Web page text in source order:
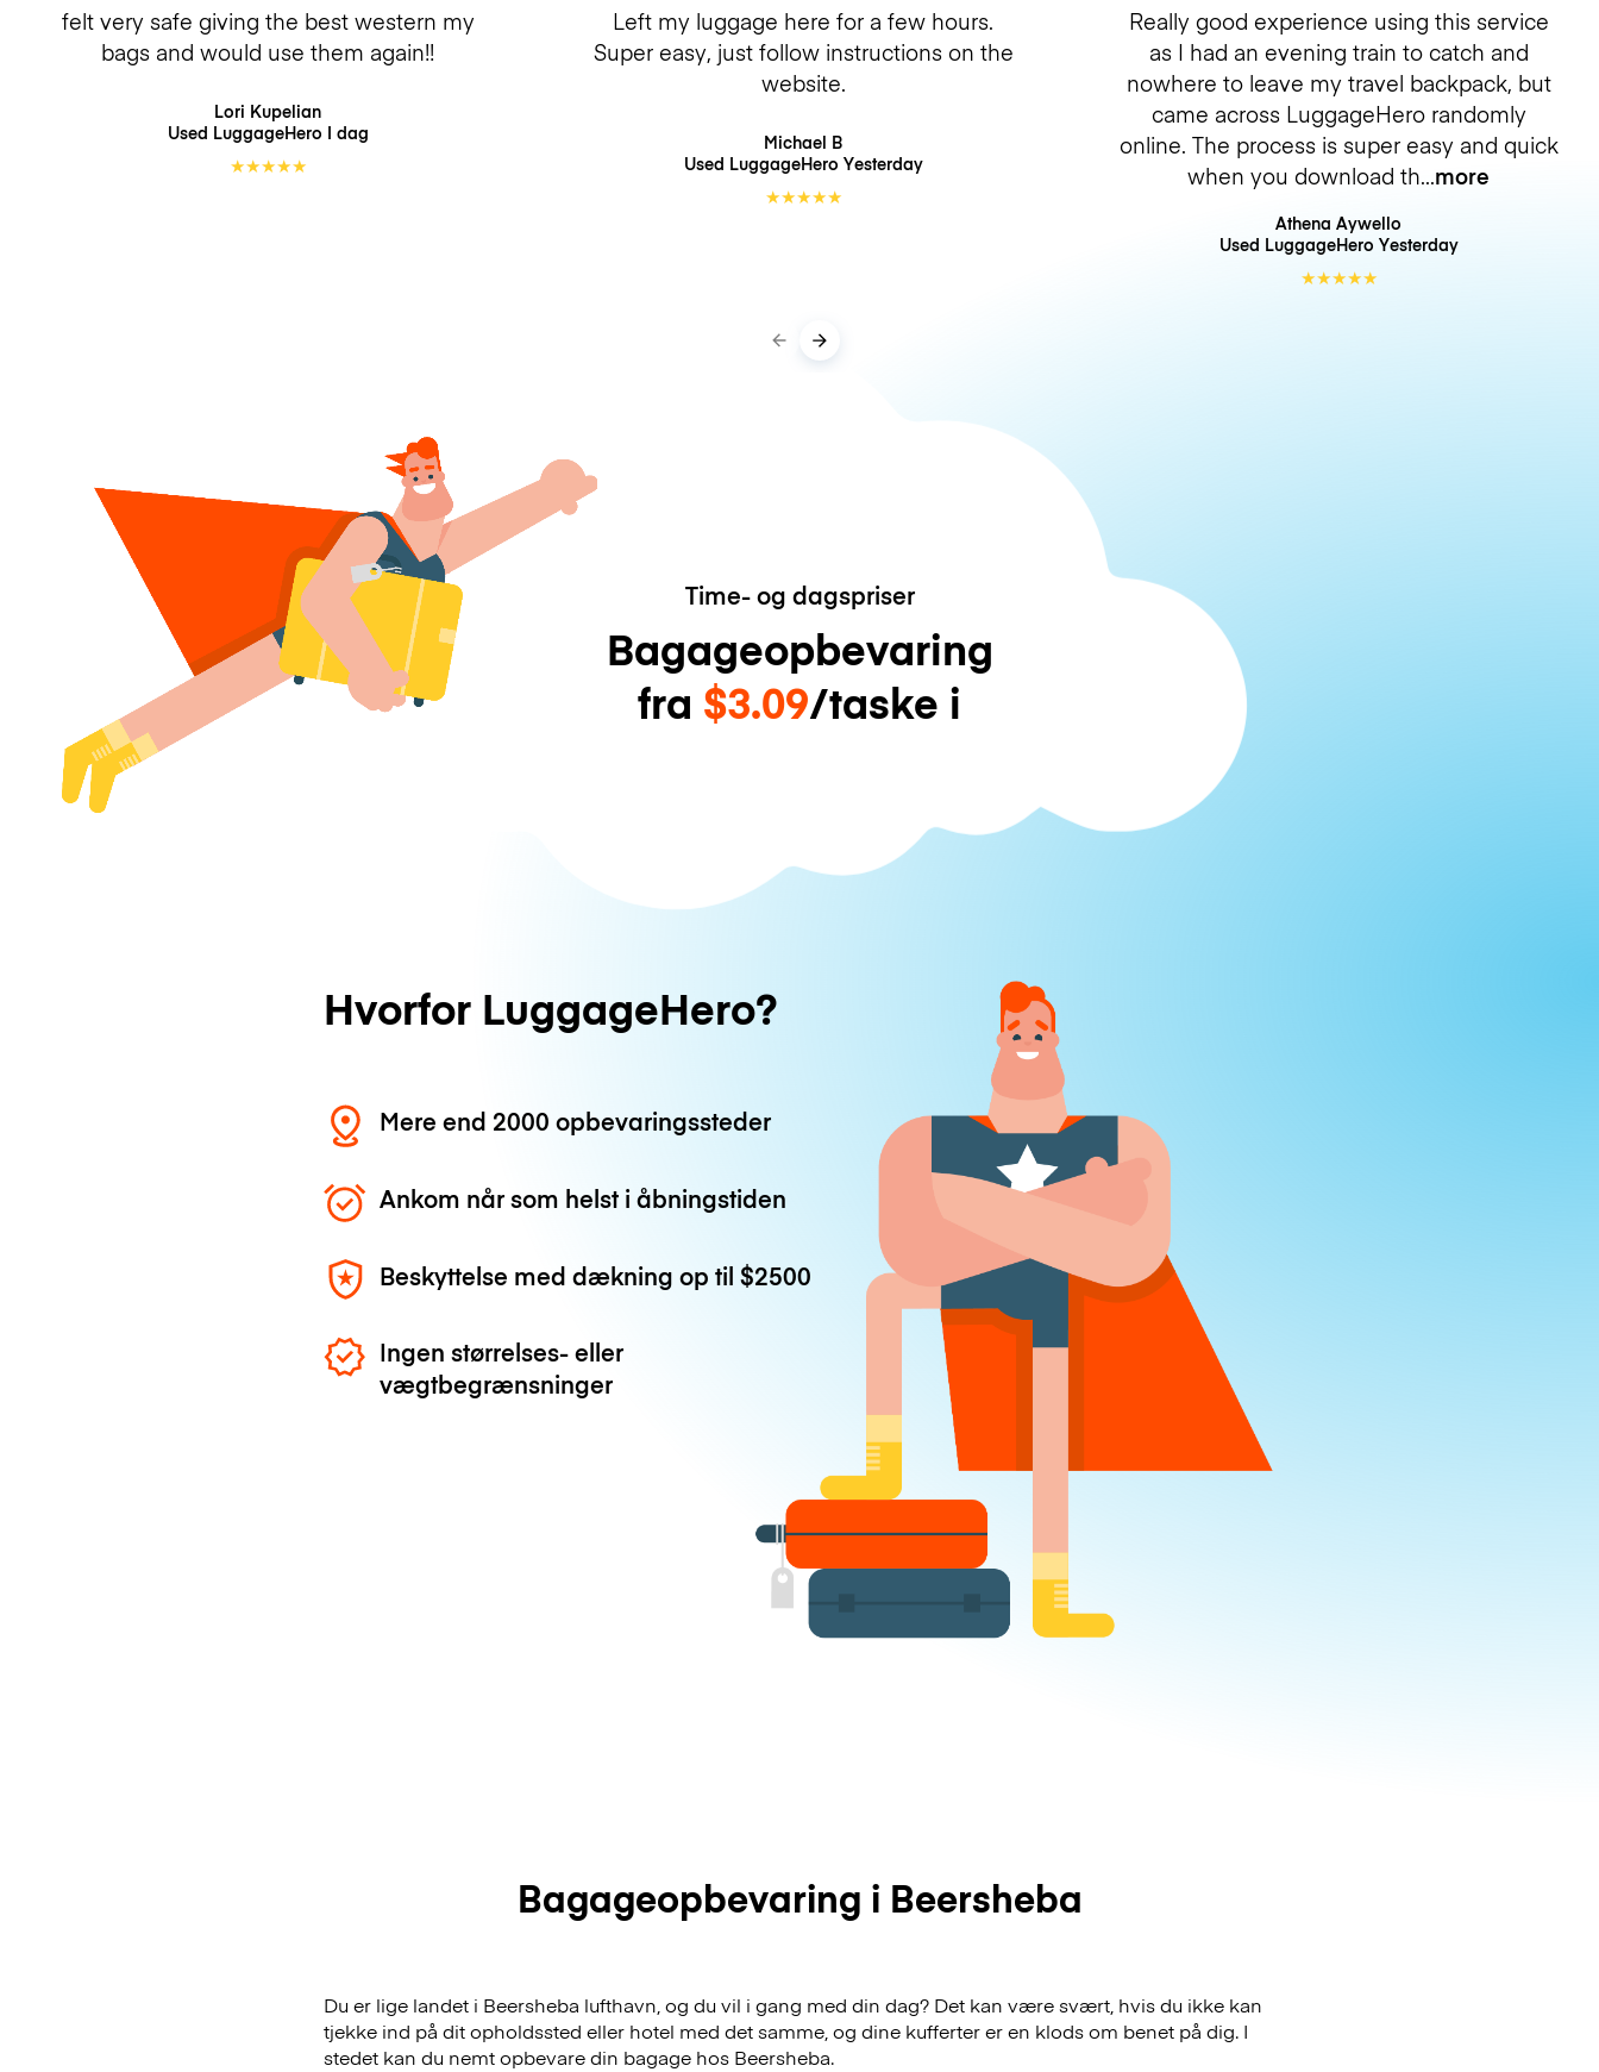
felt very safe giving the best western my
bags and would use them again!!
Lori Kupelian
Used LuggageHero I dag
★★★★★
Left my luggage here for a few hours.
Super easy, just follow instructions on the
website.
Michael B
Used LuggageHero Yesterday
★★★★★
Really good experience using this service
as I had an evening train to catch and
nowhere to leave my travel backpack, but
came across LuggageHero randomly
online. The process is super easy and quick
when you download th more
Athena Aywello
Used LuggageHero Yesterday
★★★★★
Time- og dagspriser
Bagageopbevaring
fra $3.09/taske i
Hvorfor LuggageHero?
Mere end 2000 opbevaringssteder
Ankom når som helst i åbningstiden
Beskyttelse med dækning op til$2500
Ingen størrelses- eller
vægtbegrænsninger
Bagageopbevaring i Beersheba
Du er lige landet i Beersheba lufthavn, og du vil i gang med din dag? Det kan være svært, hvis du ikke kan
tjekke ind på dit opholdssted eller hotel med det samme, og dine kufferter er en klods om benet på dig. I
stedet kan du nemt opbevare din bagage hos Beersheba.